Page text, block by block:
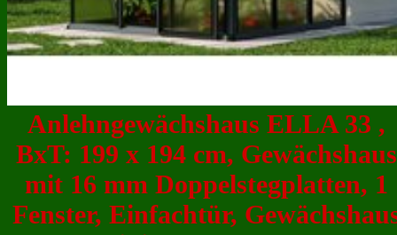
Anlehngewächshaus ELLA 33 ,
BxT: 199 x 194 cm, Gewächshaus
mit 16 mm Doppelstegplatten, 1
Fenster, Einfachtür,